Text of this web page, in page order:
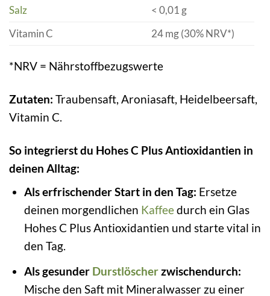
Salz
< 0,01 g
Vitamin C
24 mg (30% NRV*)
*NRV = Nährstoffbezugswerte
Zutaten: Traubensaft, Aroniasaft, Heidelbeersaft,
Vitamin C.
So integrierst du Hohes C Plus Antioxidantien in
deinen Alltag:
Als erfrischender Start in den Tag: Ersetze
deinen morgendlichen Kaffeedurch ein Glas
Hohes C Plus Antioxidantien und starte vital in
den Tag.
Als gesunder Durstlöscherzwischendurch:
Mische den Saft mit Mineralwasser zu einer